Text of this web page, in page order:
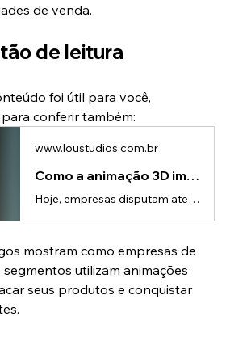
de venda.
de leitura
foi útil para você,
conferir também:
www.loustudios.com.br
Como a animação 3D impulsiona leads e vendas | Lou Studios
Hoje, empresas disputam atenção o tempo inteiro.Seja em redes sociais, feiras, apresentações comerciais ou campanhas digitais, o público recebe centenas de estímulos diariamente.E nesse cenário, conteúdos comuns acabam passando despercebidos.É justamente por isso que animações 3D vêm se tornando uma das ferramentas mais poderosas para empresas que desejam: • Atrair mais atenção • Gerar mais leads • Aumentar percepção de valor • Explicar produtos complexos • Melhorar conversão de vendasMais do qu
mostram como empresas de
utilizam animações
seus produtos e conquistar